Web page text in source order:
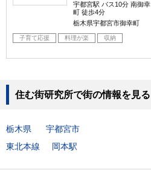
宇都宮駅 バス10分 南御幸
町 徒歩4分
栃木県宇都宮市御幸町
子育て応援 料理が楽 収納
住む街研究所で街の情報を見る
栃木県
宇都宮市
東北本線
岡本駅